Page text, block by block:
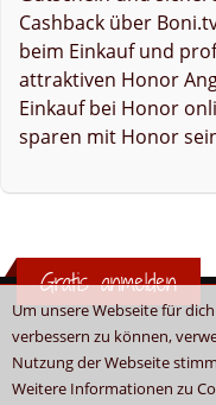
Um unsere Webseite für
verbessern zu können,
Nutzung der Webseite
Weitere Informationen zu
Cashback über
beim Einkauf und
attraktiven Honor
Einkauf bei Honor
sparen mit Honor
Gratis anmelden